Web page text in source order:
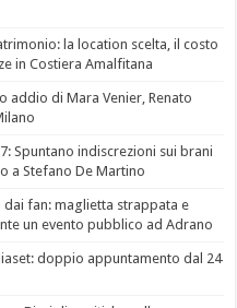
la location scelta, il costo
in Costiera Amalfitana
addio di Mara Venier, Renato
Spuntano indiscrezioni sui brani
a Stefano De Martino
fan: maglietta strappata e
un evento pubblico ad Adrano
doppio appuntamento dal 24